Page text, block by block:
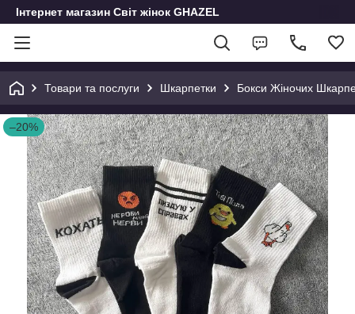
Інтернет магазин Світ жінок GHAZEL
Товари та послуги Шкарпетки Бокси Жіночих
–20%